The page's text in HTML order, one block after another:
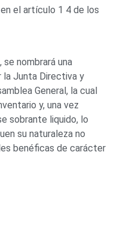
el artículo 1 4 de los
se nombrará una
la Junta Directiva y
General, la cual
y, una vez
sobrante liquido, lo
su naturaleza no
benéficas de carácter